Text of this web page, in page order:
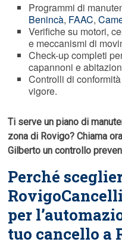
Programmi di
Benincà, FAAC,
Verifiche su motori,
e meccanismi di
Check-up completi
capannoni e
Controlli di
vigore.
Ti serve un piano di
zona di Rovigo? Chiama
Gilberto un controllo
Perché
per
tuo cancello a